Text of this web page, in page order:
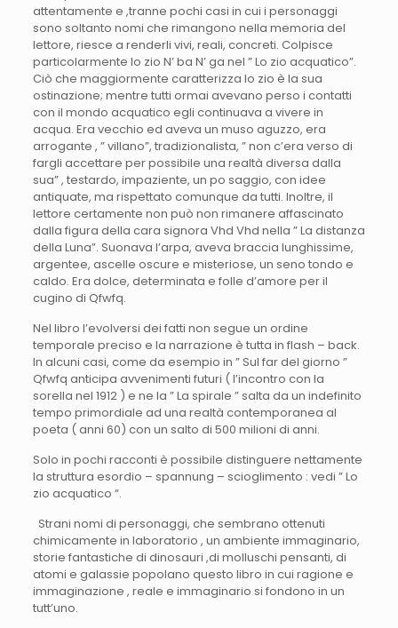
attentamente e ,tranne pochi casi in cui i personaggi
sono soltanto nomi che rimangono nella memoria del
lettore, riesce a renderli vivi, reali, concreti. Colpisce
particolarmente lo zio N’ ba N’ ga nel ” Lo zio acquatico”.
Ciò che maggiormente caratterizza lo zio è la sua
ostinazione; mentre tutti ormai avevano perso i contatti
con il mondo acquatico egli continuava a vivere in
acqua. Era vecchio ed aveva un muso aguzzo, era
arrogante , ” villano”, tradizionalista, ” non c’era verso di
fargli accettare per possibile una realtà diversa dalla
sua” , testardo, impaziente, un po saggio, con idee
antiquate, ma rispettato comunque da tutti. Inoltre, il
lettore certamente non può non rimanere affascinato
dalla figura della cara signora Vhd Vhd nella ” La distanza
della Luna”. Suonava l’arpa, aveva braccia lunghissime,
argentee, ascelle oscure e misteriose, un seno tondo e
caldo. Era dolce, determinata e folle d’amore per il
cugino di Qfwfq.
Nel libro l’evolversi dei fatti non segue un ordine
temporale preciso e la narrazione è tutta in flash – back.
In alcuni casi, come da esempio in ” Sul far del giorno ”
Qfwfq anticipa avvenimenti futuri ( l’incontro con la
sorella nel 1912 ) e ne la ” La spirale ” salta da un indefinito
tempo primordiale ad una realtà contemporanea al
poeta ( anni 60) con un salto di 500 milioni di anni.
Solo in pochi racconti è possibile distinguere nettamente
la struttura esordio – spannung – scioglimento : vedi ” Lo
zio acquatico “.
Strani nomi di personaggi, che sembrano ottenuti
chimicamente in laboratorio , un ambiente immaginario,
storie fantastiche di dinosauri ,di molluschi pensanti, di
atomi e galassie popolano questo libro in cui ragione e
immaginazione , reale e immaginario si fondono in un
tutt’uno.